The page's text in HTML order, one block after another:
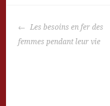
POST
NAVIGATION
Les besoins en fer des
femmes pendant leur vie